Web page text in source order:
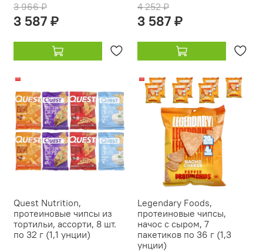
3 966 ₽
3 587 ₽
4 252 ₽
3 587 ₽
-18%
Quest Nutrition,
протеиновые чипсы из
тортильи, ассорти, 8 шт.
по 32 г (1,1 унции)
-14%
Legendary Foods,
протеиновые чипсы,
начос с сыром, 7
пакетиков по 36 г (1,3
унции)